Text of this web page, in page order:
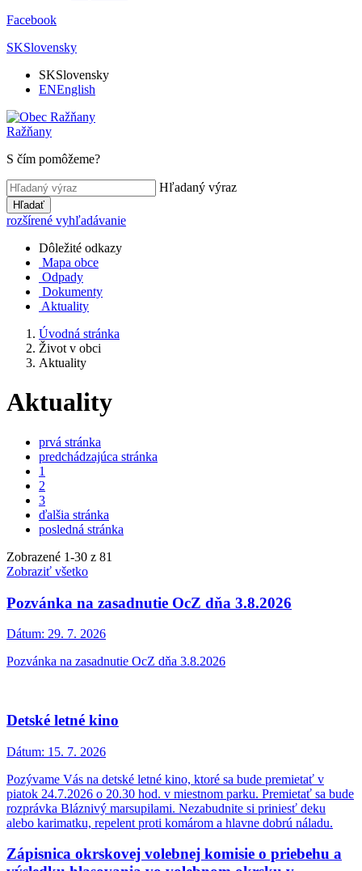
Facebook
SKSlovensky
SKSlovensky
ENEnglish
Ražňany
S čím pomôžeme?
Hľadaný výraz
Hľadať
rozšírené vyhľadávanie
Dôležité odkazy
Mapa obce
Odpady
Dokumenty
Aktuality
Úvodná stránka
Život v obci
Aktuality
Aktuality
prvá stránka
predchádzajúca stránka
1
2
3
ďalšia stránka
posledná stránka
Zobrazené 1-30 z 81
Zobraziť všetko
Pozvánka na zasadnutie OcZ dňa 3.8.2026
Dátum: 29. 7. 2026
Pozvánka na zasadnutie OcZ dňa 3.8.2026
Detské letné kino
Dátum: 15. 7. 2026
Pozývame Vás na detské letné kino, ktoré sa bude premietať v
piatok 24.7.2026 o 20.30 hod. v miestnom parku. Premietať sa bude
rozprávka Bláznivý marsupilami. Nezabudnite si priniesť deku
alebo karimatku, repelent proti komárom a hlavne dobrú náladu.
Zápisnica okrskovej volebnej komisie o priebehu a